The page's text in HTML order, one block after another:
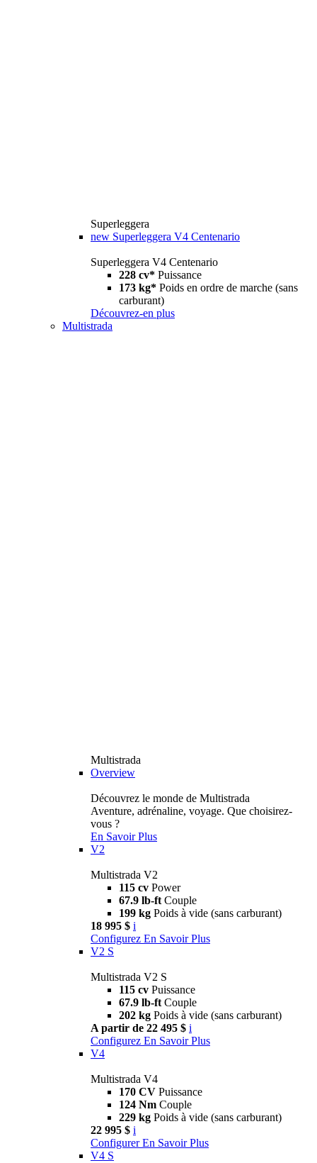
Superleggera
new Superleggera V4 Centenario
Superleggera V4 Centenario
228 cv* Puissance
173 kg* Poids en ordre de marche (sans
carburant)
Découvrez-en plus
Multistrada
Multistrada
Overview
Découvrez le monde de Multistrada
Aventure, adrénaline, voyage. Que choisirez-
vous ?
En Savoir Plus
V2
Multistrada V2
115 cv Power
67.9 lb-ft Couple
199 kg Poids à vide (sans carburant)
18 995 $ i
Configurez En Savoir Plus
V2 S
Multistrada V2 S
115 cv Puissance
67.9 lb-ft Couple
202 kg Poids à vide (sans carburant)
A partir de 22 495 $ i
Configurez En Savoir Plus
V4
Multistrada V4
170 CV Puissance
124 Nm Couple
229 kg Poids à vide (sans carburant)
22 995 $ i
Configurer En Savoir Plus
V4 S